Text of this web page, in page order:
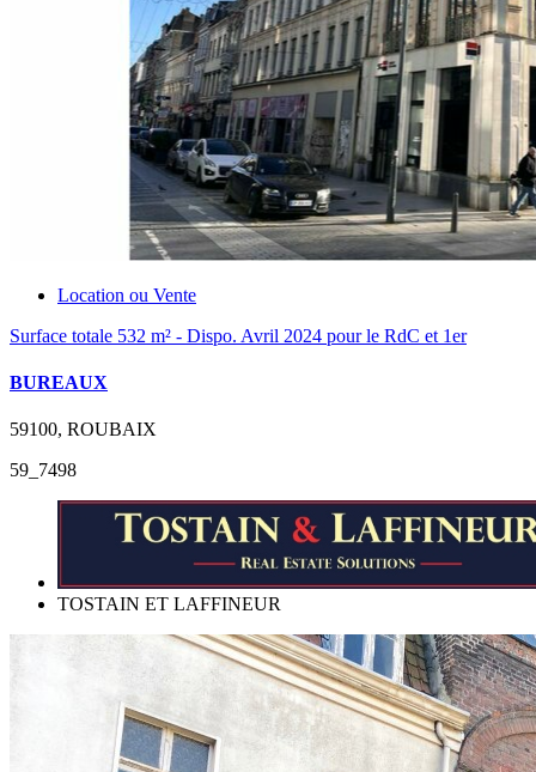
Location ou Vente
Surface totale 532 m² - Dispo. Avril 2024 pour le RdC et 1er
BUREAUX
59100, ROUBAIX
59_7498
TOSTAIN ET LAFFINEUR